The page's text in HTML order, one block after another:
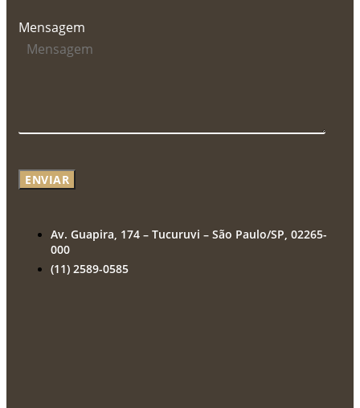
Mensagem
ENVIAR
Av. Guapira, 174 – Tucuruvi – São Paulo/SP, 02265-
000
(11) 2589-0585